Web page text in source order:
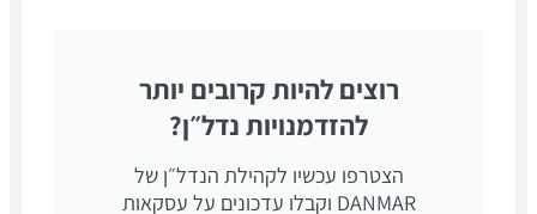
רוצים להיות קרובים יותר
להזדמנויות נדל״ן?
הצטרפו עכשיו לקהילת הנדל״ן של
DANMAR וקבלו עדכונים על עסקאות